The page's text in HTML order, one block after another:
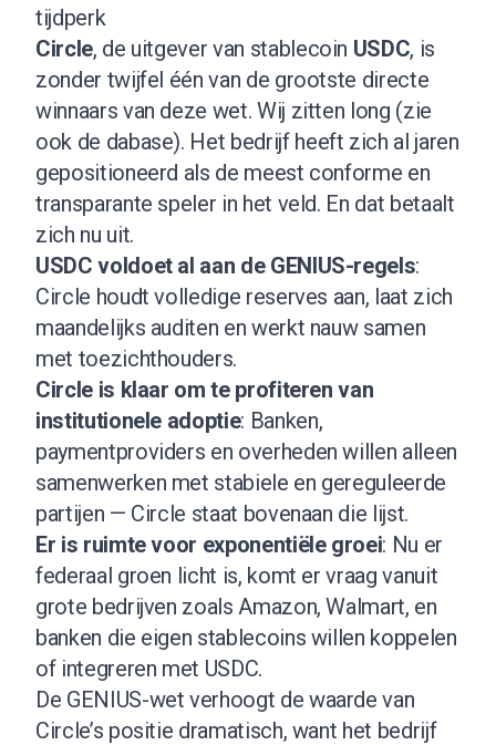
tijdperk
Circle, de uitgever van stablecoin USDC, is
zonder twijfel één van de grootste directe
winnaars van deze wet. Wij zitten long (zie
ook de dabase). Het bedrijf heeft zich al jaren
gepositioneerd als de meest conforme en
transparante speler in het veld. En dat betaalt
zich nu uit.
USDC voldoet al aan de GENIUS-regels:
Circle houdt volledige reserves aan, laat zich
maandelijks auditen en werkt nauw samen
met toezichthouders.
Circle is klaar om te profiteren van
institutionele adoptie: Banken,
paymentproviders en overheden willen alleen
samenwerken met stabiele en gereguleerde
partijen — Circle staat bovenaan die lijst.
Er is ruimte voor exponentiële groei: Nu er
federaal groen licht is, komt er vraag vanuit
grote bedrijven zoals Amazon, Walmart, en
banken die eigen stablecoins willen koppelen
of integreren met USDC.
De GENIUS-wet verhoogt de waarde van
Circle’s positie dramatisch, want het bedrijf